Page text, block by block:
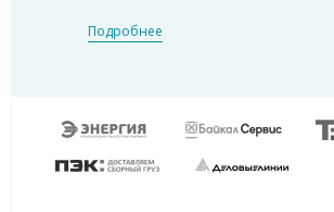
Подробнее